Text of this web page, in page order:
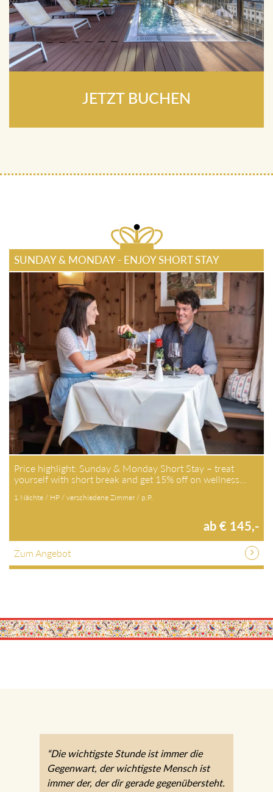
JETZT BUCHEN
SUNDAY & MONDAY - ENJOY SHORT STAY
Price highlight: Sunday & Monday Short Stay – treat
yourself with short break and get 15% off on wellness…
1 Nächte / HP / verschiedene Zimmer / p.P.
ab € 145,-
Zum Angebot
“Die wichtigste Stunde ist immer die
Gegenwart, der wichtigste Mensch ist
immer der, der dir gerade